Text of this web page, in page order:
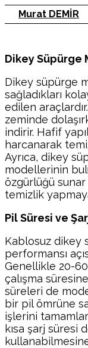
Murat DEMİR
Dikey Süpürge
Dikey süpürge
sağladıkları
edilen
zeminde
indirir. Hafif
harcanarak
Ayrıca, dikey
modellerinin
özgürlüğü sunar
temizlik
Pil Süresi ve
Kablosuz dikey
performansı
Genellikle 20-
çalışma
süreleri de
bir pil ömrüne
işlerini
kısa şarj süresi